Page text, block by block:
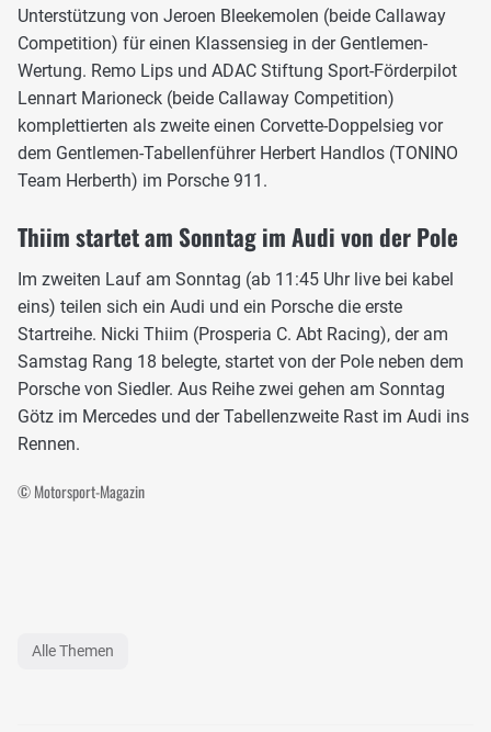
Unterstützung von Jeroen Bleekemolen (beide Callaway
Competition) für einen Klassensieg in der Gentlemen-
Wertung. Remo Lips und ADAC Stiftung Sport-Förderpilot
Lennart Marioneck (beide Callaway Competition)
komplettierten als zweite einen Corvette-Doppelsieg vor
dem Gentlemen-Tabellenführer Herbert Handlos (TONINO
Team Herberth) im Porsche 911.
Thiim startet am Sonntag im Audi von der Pole
Im zweiten Lauf am Sonntag (ab 11:45 Uhr live bei kabel
eins) teilen sich ein Audi und ein Porsche die erste
Startreihe. Nicki Thiim (Prosperia C. Abt Racing), der am
Samstag Rang 18 belegte, startet von der Pole neben dem
Porsche von Siedler. Aus Reihe zwei gehen am Sonntag
Götz im Mercedes und der Tabellenzweite Rast im Audi ins
Rennen.
© Motorsport-Magazin
Alle Themen